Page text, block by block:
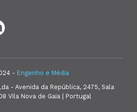
- Engenho e Média
- Avenida da República, 2475, Sala
Vila Nova de Gaia | Portugal